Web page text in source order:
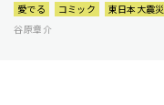
愛でる コミック
東日本大震災
谷原章介